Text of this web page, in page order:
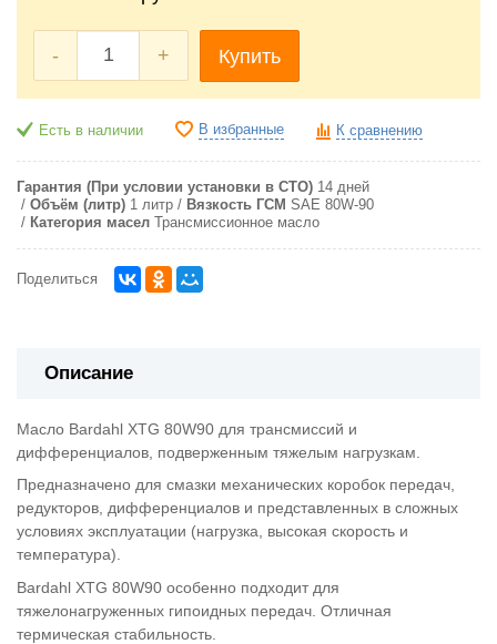
- + Купить
Есть в наличии В избранные К сравнению
Гарантия (При условии установки в СТО) 14 дней
Объём (литр) 1 литр Вязкость ГСМ SAE 80W-90
Категория масел
Трансмиссионное масло
Поделиться
Описание
Масло Bardahl XTG 80W90 для трансмиссий и
дифференциалов, подверженным тяжелым нагрузкам.
Предназначено для смазки механических коробок передач,
редукторов, дифференциалов и представленных в сложных
условиях эксплуатации (нагрузка, высокая скорость и
температура).
Bardahl XTG 80W90 особенно подходит для
тяжелонагруженных гипоидных передач. Отличная
термическая стабильность.